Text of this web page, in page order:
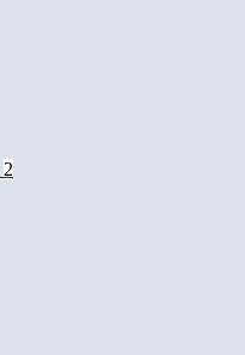
2